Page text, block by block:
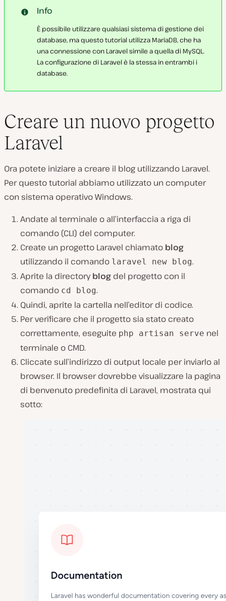
Info
È possibile utilizzare qualsiasi sistema di gestione dei
database, ma questo tutorial utilizza MariaDB, che ha
una connessione con Laravel simile a quella di MySQL.
La configurazione di Laravel è la stessa in entrambi i
database.
Creare un nuovo progetto
Laravel
Ora potete iniziare a creare il blog utilizzando Laravel.
Per questo tutorial abbiamo utilizzato un computer
con sistema operativo Windows.
Andate al terminale o all’interfaccia a riga di
comando (CLI) del computer.
Create un progetto Laravel chiamato blog
utilizzando il comando laravel new blog.
Aprite la directoryblog del progetto con il
comando cd blog.
Quindi, aprite la cartella nell’editor di codice.
Per verificare che il progetto sia stato creato
correttamente, eseguite php artisan serve nel
terminale o CMD.
Cliccate sull’indirizzo di output locale per inviarlo al
browser. Il browser dovrebbe visualizzare la pagina
di benvenuto predefinita di Laravel, mostrata qui
sotto: